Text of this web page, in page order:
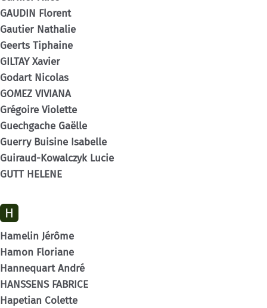
GAUDIN Florent
Gautier Nathalie
Geerts Tiphaine
GILTAY Xavier
Godart Nicolas
GOMEZ VIVIANA
Grégoire Violette
Guechgache Gaëlle
Guerry Buisine Isabelle
Guiraud-Kowalczyk Lucie
GUTT HELENE
H
Hamelin Jérôme
Hamon Floriane
Hannequart André
HANSSENS FABRICE
Hapetian Colette